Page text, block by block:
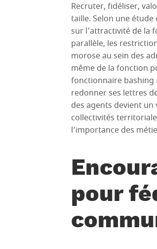
Recruter, fidéliser,
taille. Selon une
sur l'attractivité de la
parallèle, les
morose au sein des
même de la fonction
fonctionnaire bashing
redonner ses lettres
des agents devient
collectivités
l’importance des
pour